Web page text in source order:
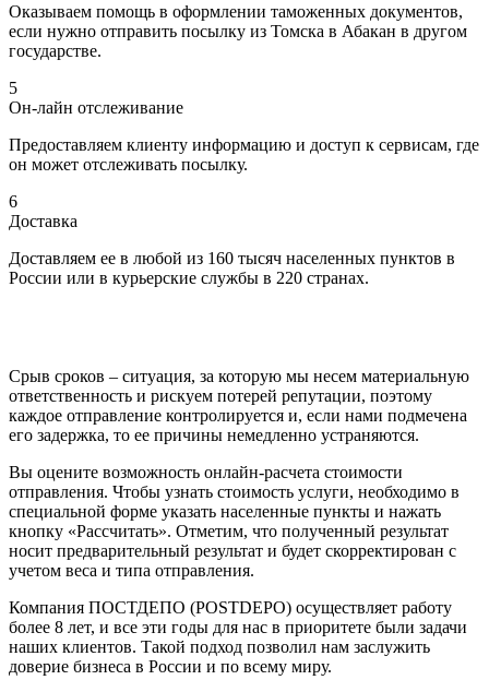
Оказываем помощь в оформлении таможенных документов,
если нужно отправить посылку из Томска в Абакан в другом
государстве.
5
Он-лайн отслеживание
Предоставляем клиенту информацию и доступ к сервисам, где
он может отслеживать посылку.
6
Доставка
Доставляем ее в любой из 160 тысяч населенных пунктов в
России или в курьерские службы в 220 странах.
Срыв сроков – ситуация, за которую мы несем материальную
ответственность и рискуем потерей репутации, поэтому
каждое отправление контролируется и, если нами подмечена
его задержка, то ее причины немедленно устраняются.
Вы оцените возможность онлайн-расчета стоимости
отправления. Чтобы узнать стоимость услуги, необходимо в
специальной форме указать населенные пункты и нажать
кнопку «Рассчитать». Отметим, что полученный результат
носит предварительный результат и будет скорректирован с
учетом веса и типа отправления.
Компания ПОСТДЕПО (POSTDEPO) осуществляет работу
более 8 лет, и все эти годы для нас в приоритете были задачи
наших клиентов. Такой подход позволил нам заслужить
доверие бизнеса в России и по всему миру.